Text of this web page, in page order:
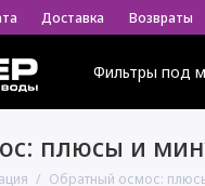
Доставка Возвраты
Фильтры под
плюсы и
Обратный осмос: